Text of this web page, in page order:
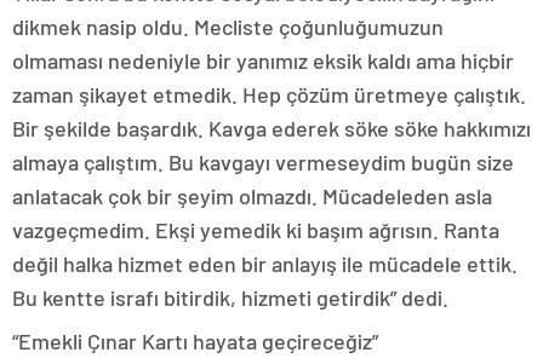
dikmek nasip oldu. Mecliste çoğunluğumuzun
olmaması nedeniyle bir yanımız eksik kaldı ama hiçbir
zaman şikayet etmedik. Hep çözüm üretmeye çalıştık.
Bir şekilde başardık. Kavga ederek söke söke hakkımızı
almaya çalıştım. Bu kavgayı vermeseydim bugün size
anlatacak çok bir şeyim olmazdı. Mücadeleden asla
vazgeçmedim. Ekşi yemedik ki başım ağrısın. Ranta
değil halka hizmet eden bir anlayış ile mücadele ettik.
Bu kentte israfı bitirdik, hizmeti getirdik” dedi.
“Emekli Çınar Kartı hayata geçireceğiz”